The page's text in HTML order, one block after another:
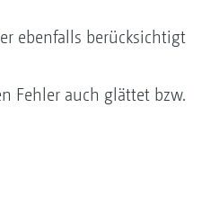
ebenfalls berücksichtigt
Fehler auch glättet bzw.